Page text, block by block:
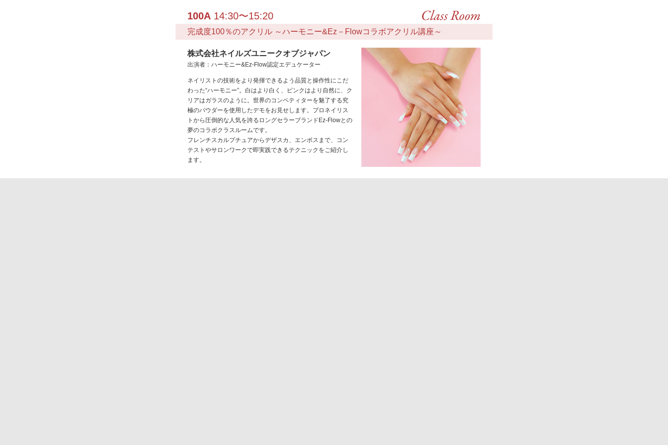
100A 14:30〜15:20
完成度100％のアクリル ～ハーモニー&Ez－Flowコラボアクリル講座～
株式会社ネイルズユニークオブジャパン
出演者：ハーモニー&Ez-Flow認定エデュケーター
ネイリストの技術をより発揮できるよう品質と操作性にこだ
わった“ハーモニー”。白はより白く、ピンクはより自然に、ク
リアはガラスのように。世界のコンペティターを魅了する究
極のパウダーを使用したデモをお見せします。プロネイリス
トから圧倒的な人気を誇るロングセラーブランドEz-Flowとの
夢のコラボクラスルームです。
フレンチスカルプチュアからデザスカ、エンボスまで、コン
テストやサロンワークで即実践できるテクニックをご紹介し
ます。